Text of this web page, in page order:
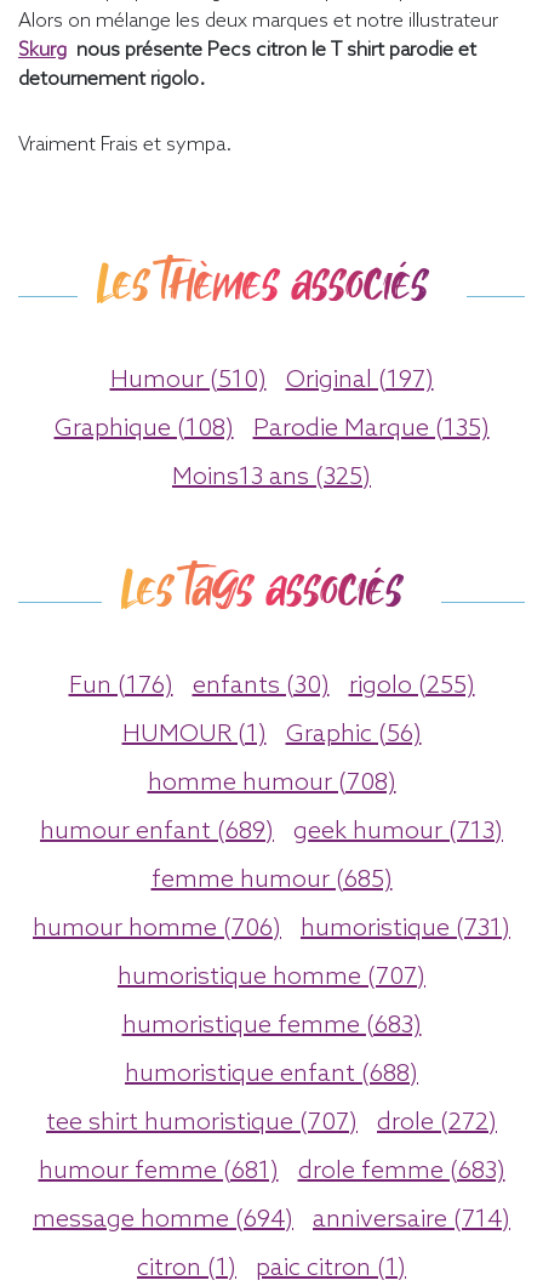
Alors on mélange les deux marques et notre illustrateur
Skurg nous présente Pecs citron le T shirt parodie et
detournement rigolo.
Vraiment Frais et sympa.
Les thèmes associés
Humour (510)
Original (197)
Graphique (108)
Parodie Marque (135)
Moins13 ans (325)
Les tags associés
Fun (176) enfants (30)
rigolo (255)
HUMOUR (1)
Graphic (56)
homme humour (708)
humour enfant (689)
geek humour (713)
femme humour (685)
humour homme (706)
humoristique (731)
humoristique homme (707)
humoristique femme (683)
humoristique enfant (688)
tee shirt humoristique (707)
drole (272)
humour femme (681)
drole femme (683)
message homme (694)
anniversaire (714)
citron (1)
paic citron (1)